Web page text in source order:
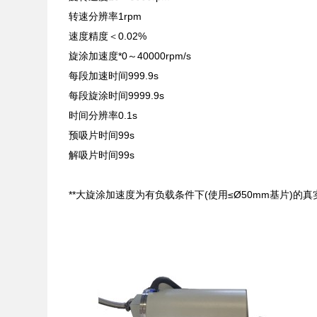
转速分辨率1rpm
速度精度＜0.02%
旋涂加速度*0～40000rpm/s
每段加速时间999.9s
每段旋涂时间9999.9s
时间分辨率0.1s
预吸片时间99s
解吸片时间99s
**大旋涂加速度为有负载条件下(使用≤Ø50mm基片)的真